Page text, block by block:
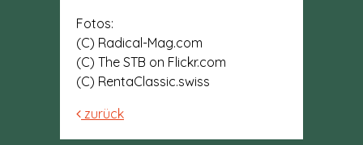
Fotos:
(C) Radical-Mag.com
(C) The STB on Flickr.com
(C) RentaClassic.swiss
zurück